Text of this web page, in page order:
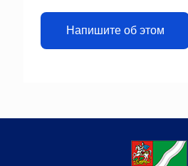
Напишите об этом